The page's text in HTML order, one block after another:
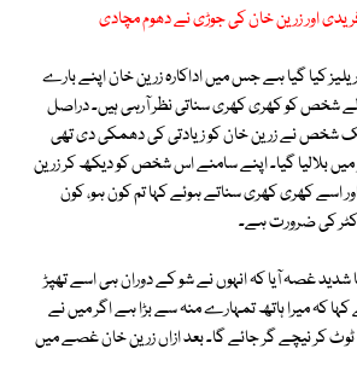
اور زرین خان کی جوڑی نے دھوم مچادی
کیا گیا ہے جس میں اداکارہ زرین خان اپنے بارے
شخص کو کھری کھری سناتی نظر آرہی ہیں۔ دراصل
شخص نے زرین خان کو زیادتی کی دھمکی دی تھی
بلالیا گیا۔ اپنے سامنے اس شخص کو دیکھ کر زرین
اسے کھری کھری سناتے ہوئے کہا تم کون ہو، کون
کی ضرورت ہے۔
غصہ آیا کہ انہوں نے شو کے دوران ہی اسے تھپڑ
کہ میرا ہاتھ تمہارے منہ سے بڑا ہے اگر میں نے
ٹوٹ کر نیچے گر جائے گا۔ بعد ازاں زرین خان غصے میں